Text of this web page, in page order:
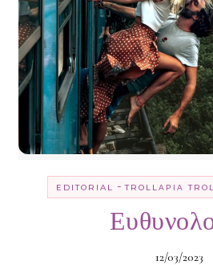
EDITORIAL -TROLLΑΡΊΑ
12/03/2023